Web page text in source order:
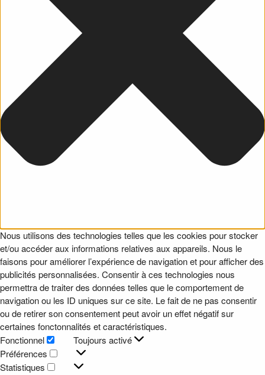
Nous utilisons des technologies telles que les cookies pour stocker
et/ou accéder aux informations relatives aux appareils. Nous le
faisons pour améliorer l’expérience de navigation et pour afficher des
publicités personnalisées. Consentir à ces technologies nous
permettra de traiter des données telles que le comportement de
navigation ou les ID uniques sur ce site. Le fait de ne pas consentir
ou de retirer son consentement peut avoir un effet négatif sur
certaines fonctonnalités et caractéristiques.
Fonctionnel
Fonctionnel
Toujours activé
Préférences
Préférences
Statistiques